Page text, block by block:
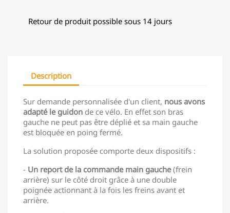
Retour de produit possible sous 14 jours
Description
Sur demande personnalisée d'un client, nous avons
adapté le guidon de ce vélo. En effet son bras
gauche ne peut pas être déplié et sa main gauche
est bloquée en poing fermé.
La solution proposée comporte deux dispositifs :
- Un report de la commande main gauche(frein
arrière) sur le côté droit grâce à une double
poignée actionnant à la fois les freins avant et
arrière.